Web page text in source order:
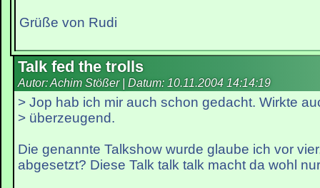
Grüße von Rudi
Talk fed the trolls
Autor: Achim Stößer | Datum: 10.11.2004 14:14:19
> Jop hab ich mir auch schon gedacht. Wirkte
> überzeugend.
Die genannte Talkshow wurde glaube ich vor
abgesetzt? Diese Talk talk talk macht da wohl